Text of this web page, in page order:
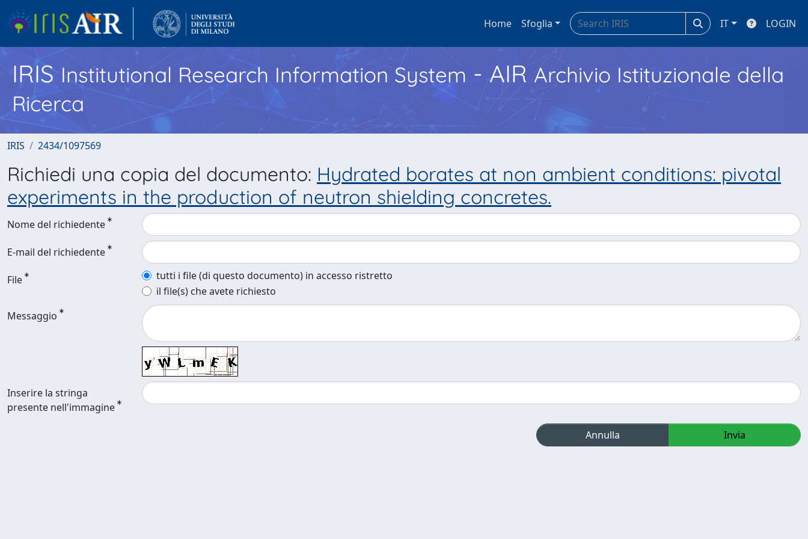
Home Sfoglia IT LOGIN
IRISInstitutional Research Information System - AIR Archivio Istituzionale della
Ricerca
IRIS 2434/1097569
Richiedi una copia del documento: Hydrated borates at non ambient conditions: pivotal
experiments in the production of neutron shielding concretes.
Nome del richiedente
E-mail del richiedente
File
tutti i file (di questo documento) in accesso ristretto
il file(s) che avete richiesto
Messaggio
Inserire la stringa
presente nell'immagine
Annulla Invia